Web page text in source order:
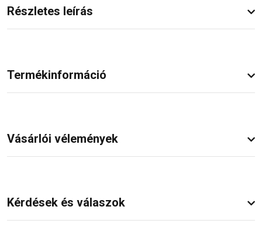
Részletes leírás
Termékinformáció
Vásárlói vélemények
Kérdések és válaszok